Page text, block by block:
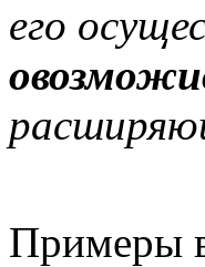
его
Примеры